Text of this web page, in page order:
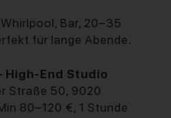
Bar, 20–35
für lange Abende.
High-End Studio
Straße 50, 9020
80–120 €, 1 Stunde